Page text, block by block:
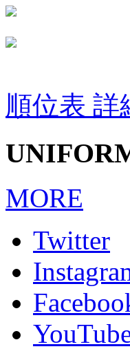
順位表 詳
MORE
Twitter